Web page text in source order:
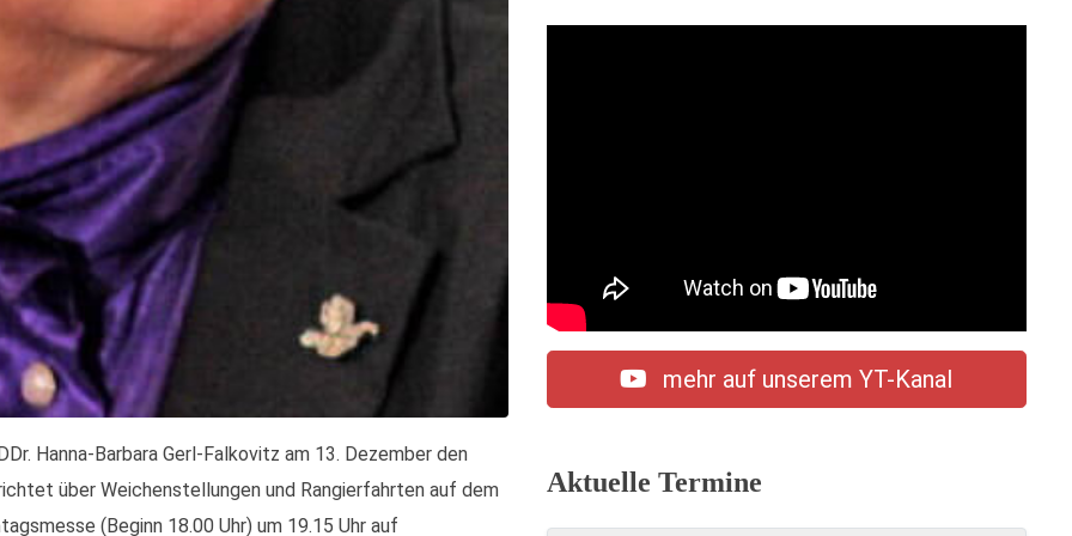
Hanna-Barbara Gerl-Falkovitz am 13. Dezember den
über Weichenstellungen und Rangierfahrten auf dem
(Beginn 18.00 Uhr) um 19.15 Uhr auf
mehr auf unserem YT-Kanal
Aktuelle Termine